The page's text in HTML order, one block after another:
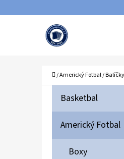
Domů
/Americký Fotbal/Balíčky
Přeskočit
kategorie
K
T
G
Basketbal
Americký Fotbal
Boxy
Zpět
Zpět